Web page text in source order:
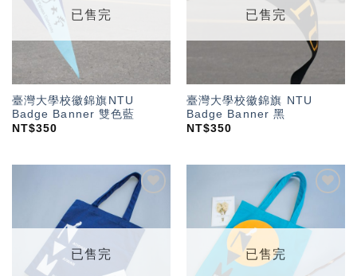
已售完
臺灣大學校徽錦旗NTU
Badge Banner 雙色藍
NT$350
已售完
臺灣大學校徽錦旗 NTU
Badge Banner 黑
NT$350
望輕
單」
已售完
望輕
已售完